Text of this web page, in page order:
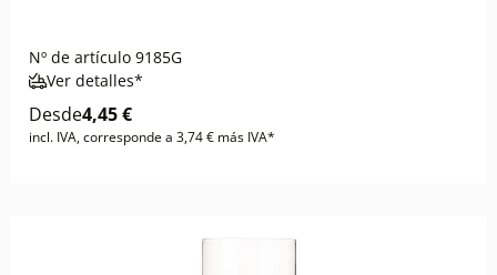
Nº de artículo 9185G
Ver detalles*
Desde4,45 €
incl. IVA, corresponde a 3,74 € más IVA*